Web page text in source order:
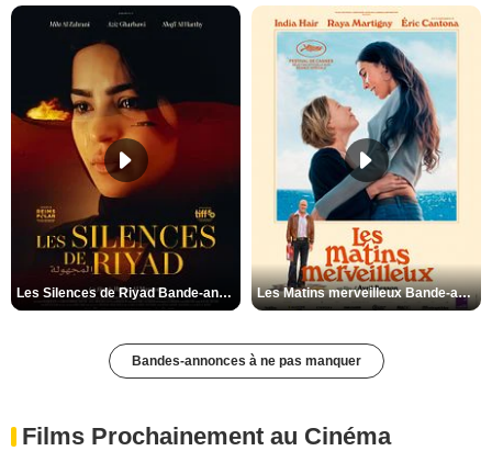
Les Silences de Riyad Bande-annonce VO STFR Les Matins merveilleux Bande-annonce VF
Bandes-annonces à ne pas manquer
Films Prochainement au Cinéma